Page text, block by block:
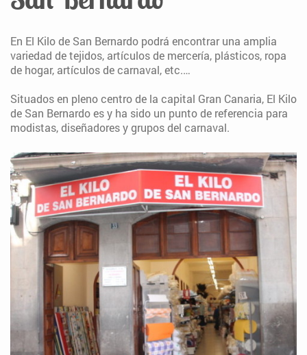
En El Kilo de San Bernardo podrá encontrar una amplia
variedad de tejidos, artículos de mercería, plásticos, ropa
de hogar, artículos de carnaval, etc.…
Situados en pleno centro de la capital Gran Canaria, El Kilo
de San Bernardo es y ha sido un punto de referencia para
modistas, diseñadores y grupos del carnaval.